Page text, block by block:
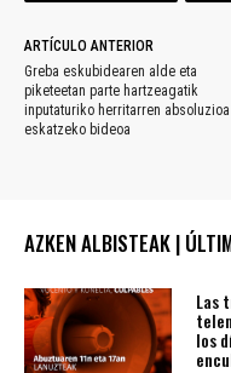
ARTÍCULO ANTERIOR
Greba eskubidearen alde eta
piketeetan parte hartzeagatik
inputaturiko herritarren absoluzioa
eskatzeko bideoa
AZKEN ALBISTEAK |
Las
los